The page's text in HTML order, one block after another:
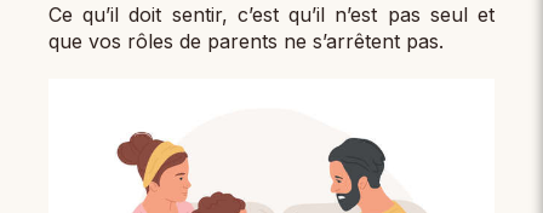
Ce qu’il doit sentir, c’est qu’il n’est pas seul et
que vos rôles de parents ne s’arrêtent pas.